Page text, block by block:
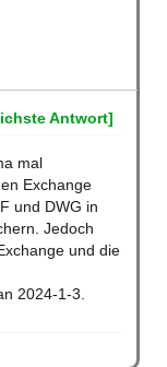
Antwort]
mal
Exchange
und DWG in
Jedoch
und die
2024-1-3.